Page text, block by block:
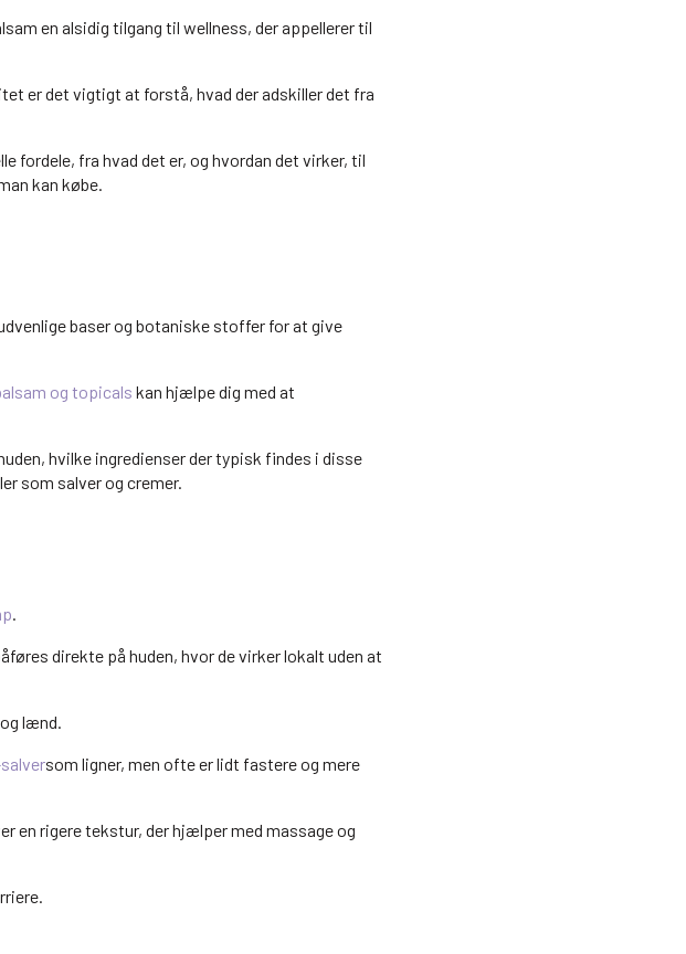
en alsidig tilgang til wellness, der appellerer til
er det vigtigt at forstå, hvad der adskiller det fra
fordele, fra hvad det er, og hvordan det virker, til
kan købe.
baser og botaniske stoffer for at give
og topicals kan hjælpe dig med at
hvilke ingredienser der typisk findes i disse
som salver og cremer.
direkte på huden, hvor de virker lokalt uden at
lænd.
som ligner, men ofte er lidt fastere og mere
en rigere tekstur, der hjælper med massage og